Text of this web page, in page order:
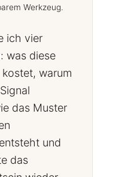
Werkzeug.
ich vier
was diese
warum
das Muster
und
das